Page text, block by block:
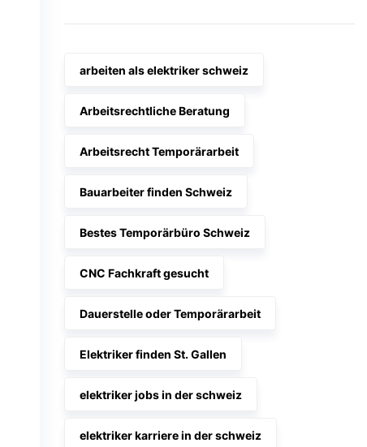
arbeiten als elektriker schweiz
Arbeitsrechtliche Beratung
Arbeitsrecht Temporärarbeit
Bauarbeiter finden Schweiz
Bestes Temporärbüro Schweiz
CNC Fachkraft gesucht
Dauerstelle oder Temporärarbeit
Elektriker finden St. Gallen
elektriker jobs in der schweiz
elektriker karriere in der schweiz